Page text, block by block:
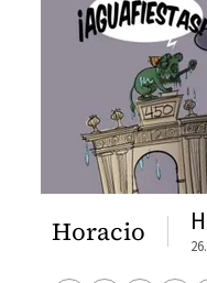
Horacio